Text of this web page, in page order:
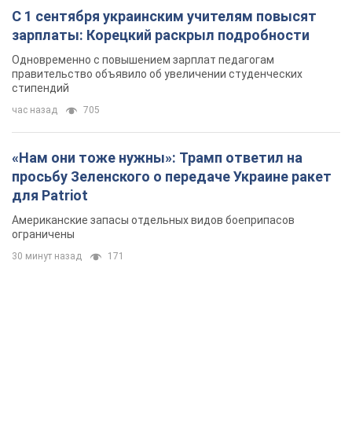
С 1 сентября украинским учителям повысят
зарплаты: Корецкий раскрыл подробности
Одновременно с повышением зарплат педагогам
правительство объявило об увеличении студенческих
стипендий
час назад 705
«Нам они тоже нужны»: Трамп ответил на
просьбу Зеленского о передаче Украине ракет
для Patriot
Американские запасы отдельных видов боеприпасов
ограничены
30 минут назад 171